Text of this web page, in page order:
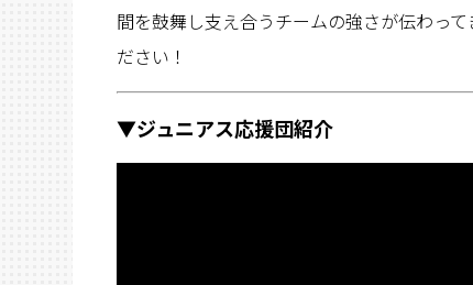
間を鼓舞し支え合うチームの強さが伝わっ
ださい！
▼ジュニアス応援団紹介